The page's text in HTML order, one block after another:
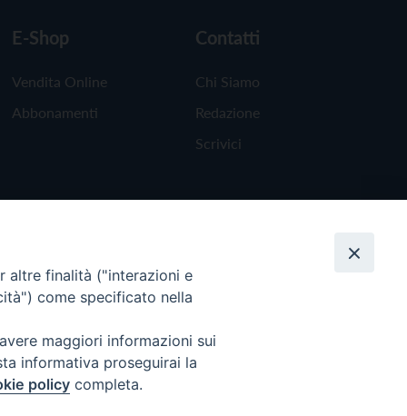
E-Shop
Vendita Online
Abbonamenti
Contatti
Chi Siamo
Redazione
Scrivici
altre finalità ("interazioni e
come specificato nella
maggiori informazioni sui
informativa proseguirai la
policy completa.